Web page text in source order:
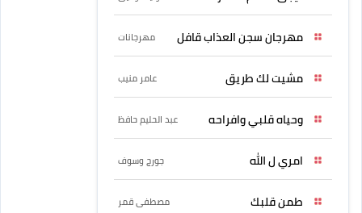
مهرجان سجن العذاب قافل مهرجانات
مشيت لك طريق عامر منيب
وحياه قلبي وافراحه عبد الحليم حافظ
امري ل الله جورج وسوف
طمن قلبك مصطفى قمر